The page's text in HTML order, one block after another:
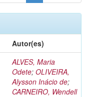
Autor(es)
ALVES, Maria
Odete; OLIVEIRA,
Alysson Inácio de;
CARNEIRO, Wendell